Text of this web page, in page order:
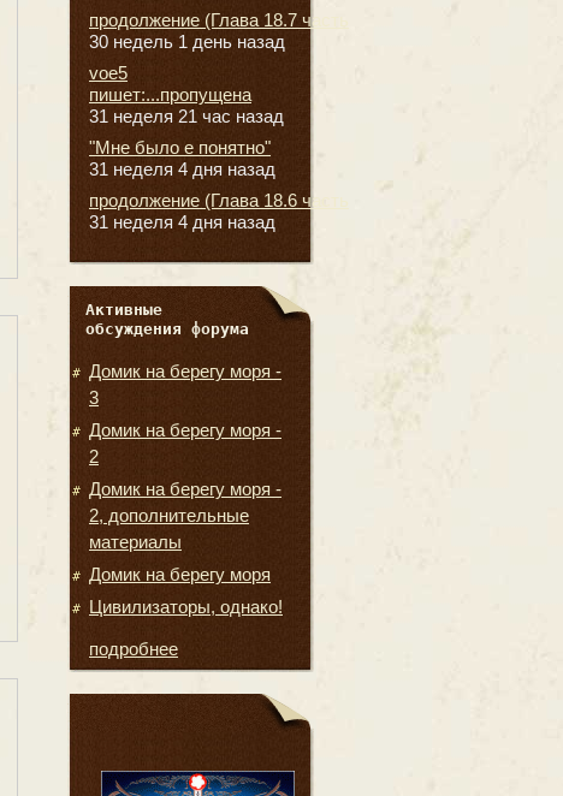
продолжение (Глава 18.7 часть
30 недель 1 день назад
voe5
пишет:...пропущена
31 неделя 21 час назад
"Мне было е понятно"
31 неделя 4 дня назад
продолжение (Глава 18.6 часть
31 неделя 4 дня назад
Активные
обсуждения форума
Домик на берегу моря -
3
Домик на берегу моря -
2
Домик на берегу моря -
2, дополнительные
материалы
Домик на берегу моря
Цивилизаторы, однако!
подробнее